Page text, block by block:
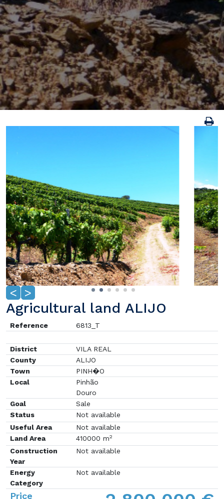
< >
Agricultural land ALIJO
Reference 6813_T
District
VILA REAL
County
ALIJO
Town
PINH�O
Local
Pinhão
Douro
Goal
Sale
Status
Not available
Useful Area
Not available
Land Area
410000 m2
Construction
Year
Not available
Energy
Category
Not available
Price